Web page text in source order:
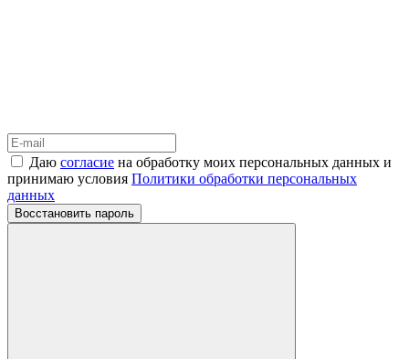
Даю согласие на обработку моих персональных данных и
принимаю условия Политики обработки персональных
данных
Восстановить пароль